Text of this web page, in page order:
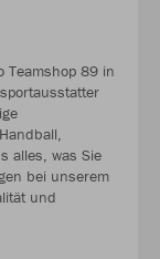
Teamshop 89 in
alles, was Sie
bei unserem
und